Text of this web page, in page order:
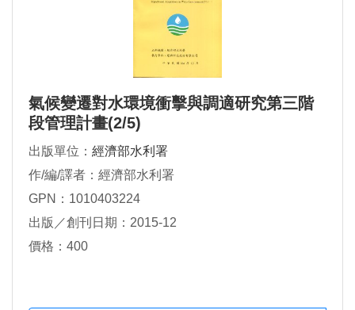
氣候變遷對水環境衝擊與調適研究第三階
段管理計畫(2/5)
出版單位： 經濟部水利署
作/編/譯者：經濟部水利署
GPN：1010403224
出版／創刊日期：2015-12
價格：400